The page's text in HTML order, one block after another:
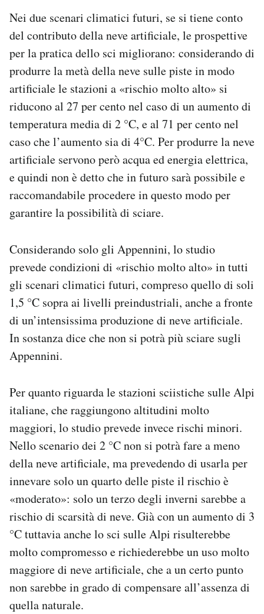
Nei due scenari climatici futuri, se si tiene conto
del contributo della neve artificiale, le prospettive
per la pratica dello sci migliorano: considerando di
produrre la metà della neve sulle piste in modo
artificiale le stazioni a «rischio molto alto» si
riducono al 27 per cento nel caso di un aumento di
temperatura media di 2 °C, e al 71 per cento nel
caso che l’aumento sia di 4°C. Per produrre la neve
artificiale servono però acqua ed energia elettrica,
e quindi non è detto che in futuro sarà possibile e
raccomandabile procedere in questo modo per
garantire la possibilità di sciare.
Considerando solo gli Appennini, lo studio
prevede condizioni di «rischio molto alto» in tutti
gli scenari climatici futuri, compreso quello di soli
1,5 °C sopra ai livelli preindustriali, anche a fronte
di un’intensissima produzione di neve artificiale.
In sostanza dice che non si potrà più sciare sugli
Appennini.
Per quanto riguarda le stazioni sciistiche sulle Alpi
italiane, che raggiungono altitudini molto
maggiori, lo studio prevede invece rischi minori.
Nello scenario dei 2 °C non si potrà fare a meno
della neve artificiale, ma prevedendo di usarla per
innevare solo un quarto delle piste il rischio è
«moderato»: solo un terzo degli inverni sarebbe a
rischio di scarsità di neve. Già con un aumento di 3
°C tuttavia anche lo sci sulle Alpi risulterebbe
molto compromesso e richiederebbe un uso molto
maggiore di neve artificiale, che a un certo punto
non sarebbe in grado di compensare all’assenza di
quella naturale.